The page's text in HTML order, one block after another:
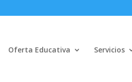
Oferta Educativa Servicios